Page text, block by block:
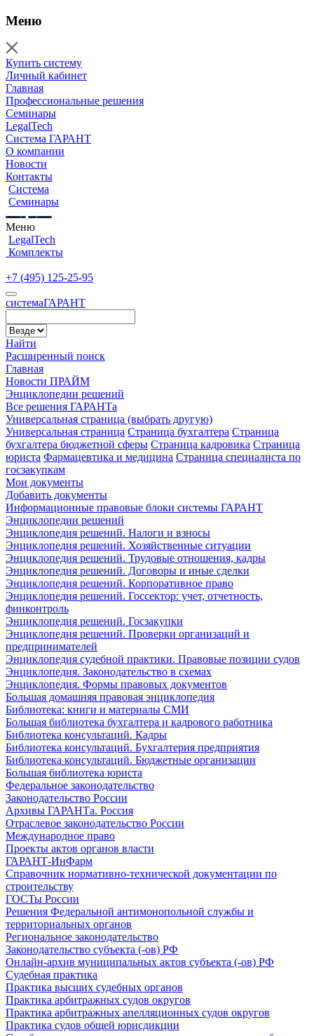
Меню
Купить систему
Личный кабинет
Главная
Профессиональные решения
Семинары
LegalTech
Система ГАРАНТ
О компании
Новости
Контакты
Система
Семинары
Меню
LegalTech
Комплекты
+7 (495) 125-25-95
cистемаГАРАНТ
Найти
Расширенный поиск
Главная
Новости ПРАЙМ
Энциклопедии решений
Все решения ГАРАНТа
Универсальная страница (выбрать другую)
Универсальная страница Страница бухгалтера Страница
бухгалтера бюджетной сферы Страница кадровика Страница
юриста Фармацевтика и медицина Страница специалиста по
госзакупкам
Мои документы
Добавить документы
Информационные правовые блоки системы ГАРАНТ
Энциклопедии решений
Энциклопедия решений. Налоги и взносы
Энциклопедия решений. Хозяйственные ситуации
Энциклопедия решений. Трудовые отношения, кадры
Энциклопедия решений. Договоры и иные сделки
Энциклопедия решений. Корпоративное право
Энциклопедия решений. Госсектор: учет, отчетность,
финконтроль
Энциклопедия решений. Госзакупки
Энциклопедия решений. Проверки организаций и
предпринимателей
Энциклопедия судебной практики. Правовые позиции судов
Энциклопедия. Законодательство в схемах
Энциклопедия. Формы правовых документов
Большая домашняя правовая энциклопедия
Библиотека: книги и материалы СМИ
Большая библиотека бухгалтера и кадрового работника
Библиотека консультаций. Кадры
Библиотека консультаций. Бухгалтерия предприятия
Библиотека консультаций. Бюджетные организации
Большая библиотека юриста
Федеральное законодательство
Законодательство России
Архивы ГАРАНТа. Россия
Отраслевое законодательство России
Международное право
Проекты актов органов власти
ГАРАНТ-ИнФарм
Справочник нормативно-технической документации по
строительству
ГОСТы России
Решения Федеральной антимонопольной службы и
территориальных органов
Региональное законодательство
Законодательство субъекта (-ов) РФ
Онлайн-архив муниципальных актов субъекта (-ов) РФ
Судебная практика
Практика высших судебных органов
Практика арбитражных судов округов
Практика арбитражных апелляционных судов округов
Практика судов общей юрисдикции